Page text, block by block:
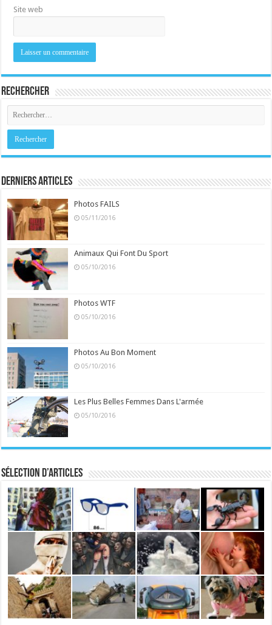
Site web
Rechercher
Derniers Articles
Photos FAILS
05/11/2016
Animaux Qui Font Du Sport
05/10/2016
Photos WTF
05/10/2016
Photos Au Bon Moment
05/10/2016
Les Plus Belles Femmes Dans L'armée
05/10/2016
Sélection d’articles